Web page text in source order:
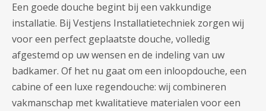
Een goede douche begint bij een vakkundige
installatie. Bij Vestjens Installatietechniek zorgen wij
voor een perfect geplaatste douche, volledig
afgestemd op uw wensen en de indeling van uw
badkamer. Of het nu gaat om een inloopdouche, een
cabine of een luxe regendouche: wij combineren
vakmanschap met kwalitatieve materialen voor een